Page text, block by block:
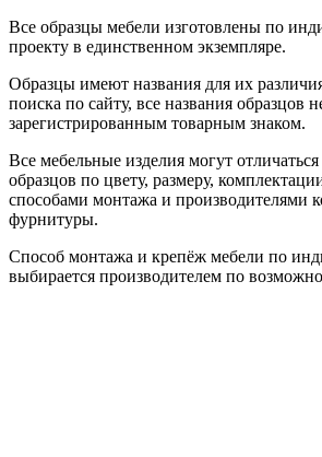
Все образцы мебели изготовлены по
проекту в единственном экземпляре.
Образцы имеют названия для их
поиска по сайту, все названия образцов
зарегистрированным товарным знаком.
Все мебельные изделия могут
образцов по цвету, размеру,
способами монтажа и производителями
фурнитуры.
Способ монтажа и крепёж мебели по
выбирается производителем по